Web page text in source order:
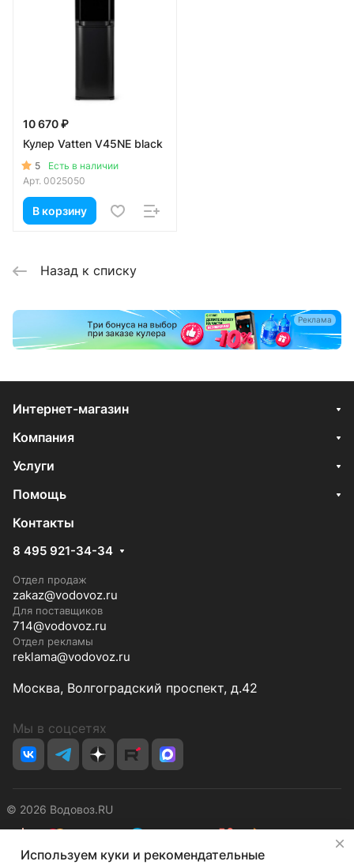
10 670 ₽
Кулер Vatten V45NE black
5
Есть в наличии
Арт. 0025050
В корзину
Назад к списку
Реклама
Интернет-магазин
Компания
Услуги
Помощь
Контакты
8 495 921-34-34
Отдел продаж
zakaz@vodovoz.ru
Для поставщиков
714@vodovoz.ru
Отдел рекламы
reklama@vodovoz.ru
Москва, Волгоградский проспект, д.42
Мы в соцсетях
© 2026 Водовоз.RU
КонфиденциальностьОферта
Используем куки и рекомендательные